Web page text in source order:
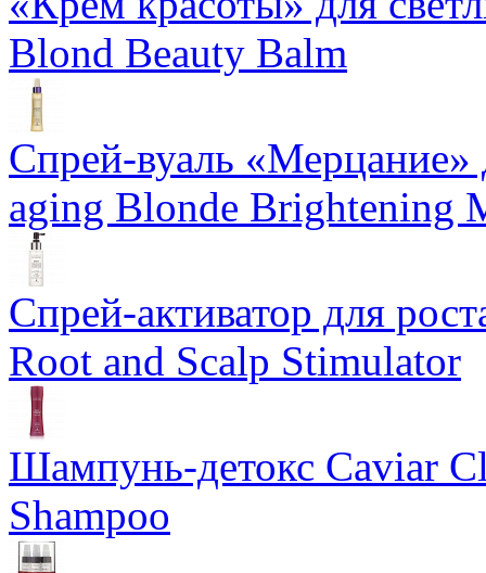
Blond Beauty Balm
Спрей-вуаль «Мерцание»
aging Blonde Brightening
Спрей-активатор для
Root and Scalp Stimulator
Шампунь-детокс Caviar
Shampoo